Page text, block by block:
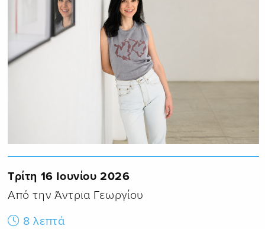
Τρίτη 16 Ιουνίου 2026
Από την Άντρια Γεωργίου
8 λεπτά